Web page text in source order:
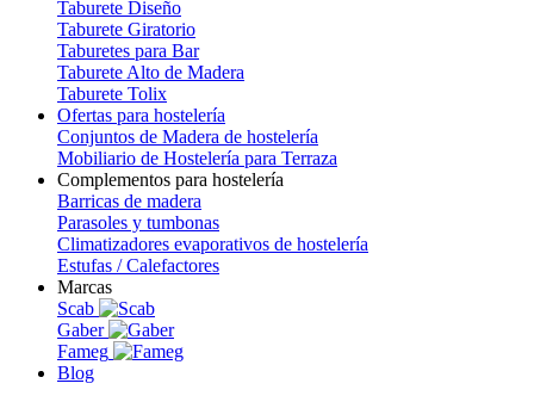
Taburete Diseño
Taburete Giratorio
Taburetes para Bar
Taburete Alto de Madera
Taburete Tolix
Ofertas para hostelería
Conjuntos de Madera de hostelería
Mobiliario de Hostelería para Terraza
Complementos para hostelería
Barricas de madera
Parasoles y tumbonas
Climatizadores evaporativos de hostelería
Estufas / Calefactores
Marcas
Scab
Gaber
Fameg
Blog